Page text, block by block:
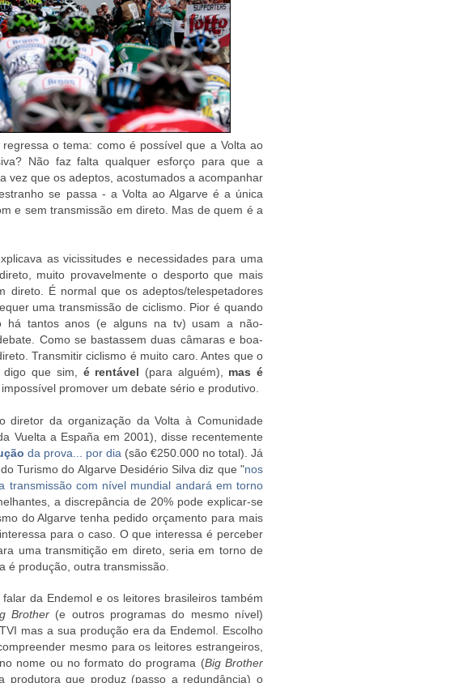
o tema: como é possível que a Volta ao
Não faz falta qualquer esforço para que a
vez que os adeptos, acostumados a acompanhar
se passa - a Volta ao Algarve é a única
e sem transmissão em direto. Mas de quem é a
as vicissitudes e necessidades para uma
muito provavelmente o desporto que mais
direto. É normal que os adeptos/telespetadores
uma transmissão de ciclismo. Pior é quando
há tantos anos (e alguns na tv) usam a não-
Como se bastassem duas câmaras e boa-
Transmitir ciclismo é muito caro. Antes que o
digo que sim, é rentável (para alguém), mas é
promover um debate sério e produtivo.
diretor da organização da Volta à Comunidade
Vuelta a España em 2001), disse recentemente
da prova... por dia (são €250.000 no total). Já
Turismo do Algarve Desidério Silva diz que "nos
transmissão com nível mundial andará em torno
a discrepância de 20% pode explicar-se
do Algarve tenha pedido orçamento para mais
para o caso. O que interessa é perceber
uma transmitição em direto, seria em torno de
é produção, outra transmissão.
da Endemol e os leitores brasileiros também
Brother (e outros programas do mesmo nível)
mas a sua produção era da Endemol. Escolho
mesmo para os leitores estrangeiros,
nome ou no formato do programa (Big Brother
produtora que produz (passo a redundância) o